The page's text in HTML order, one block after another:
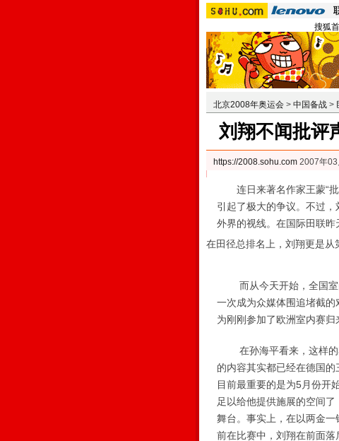
搜狐
北京2008年奥运会 > 中国备战 >
刘翔不闻批评
https://2008.sohu.com 2007年03
连日来著名作家王蒙“
引起了极大的争议。不过
外界的视线。在国际田联昨
在田径总排名上，刘翔更是从
而从今天开始，全国室
一次成为众媒体围追堵截
为刚刚参加了欧洲室内赛归
在孙海平看来，这样的
的内容其实都已经在德国的
目前最重要的是为5月份开
足以给他提供施展的空间了
舞台。事实上，在以两金一
前在比赛中，刘翔在前面